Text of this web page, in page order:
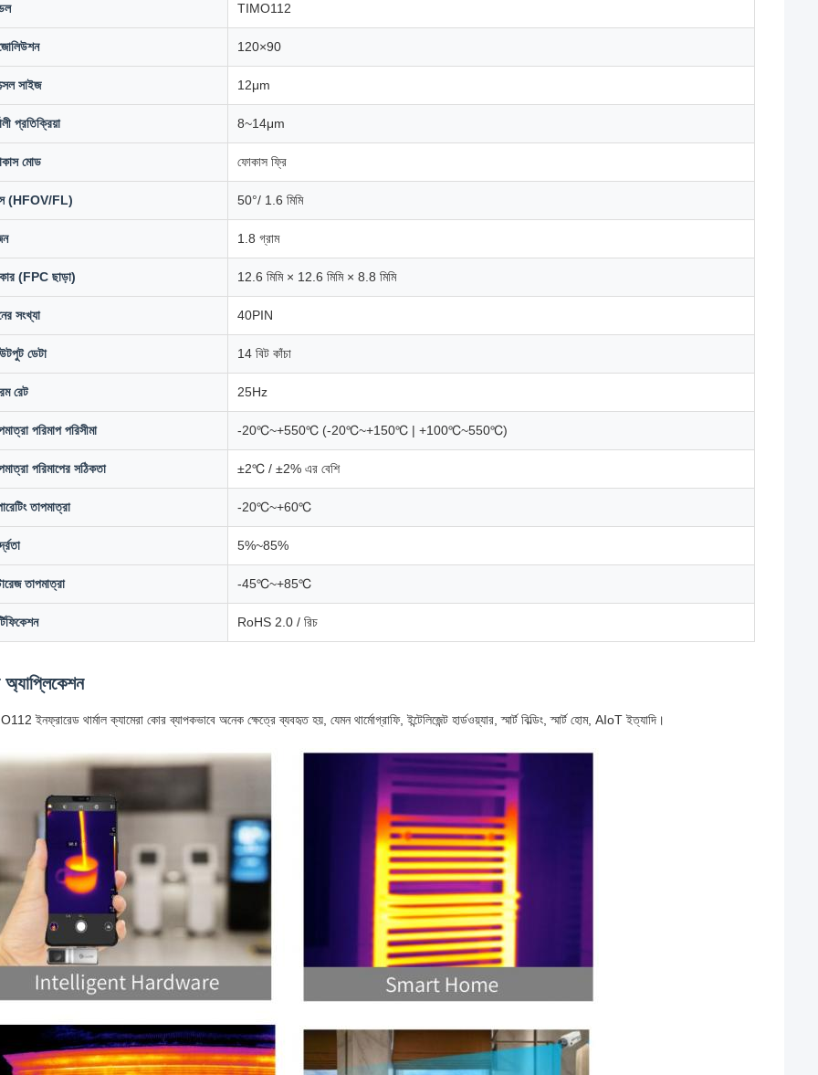
TIMO112
120×90
সাইজ 12μm
প্রতিক্রিয়া 8~14μm
মোড ফোকাস ফ্রি
(HFOV/FL) 50°/ 1.6 মিমি
1.8 গ্রাম
(FPC ছাড়া) 12.6 মিমি × 12.6 মিমি × 8.8 মিমি
সংখ্যা 40PIN
ডেটা 14 বিট কাঁচা
রেট 25Hz
পরিমাপ পরিসীমা -20℃~+550℃ (-20℃~+150℃ | +100℃~550℃)
পরিমাপের সঠিকতা ±2℃ / ±2% এর বেশি
তাপমাত্রা -20℃~+60℃
5%~85%
তাপমাত্রা -45℃~+85℃
RoHS 2.0 / রিচ
অ্যাপ্লিকেশন
ইনফ্রারেড থার্মাল ক্যামেরা কোর ব্যাপকভাবে অনেক ক্ষেত্রে ব্যবহৃত হয়, যেমন থার্মোগ্রাফি, ইন্টেলিজেন্ট হার্ডওয়্যার, স্মার্ট বিল্ডিং, স্মার্ট হোম, AIoT ইত্যাদি।